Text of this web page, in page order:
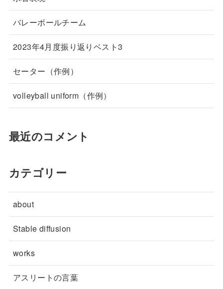
バレーボールチーム
2023年4月度振り返りベスト3
セーター（作例）
volleyball uniform（作例）
最近のコメント
カテゴリー
about
Stable diffusion
works
アスリートの言葉